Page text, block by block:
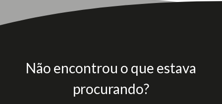
Não encontrou o que estava
procurando?